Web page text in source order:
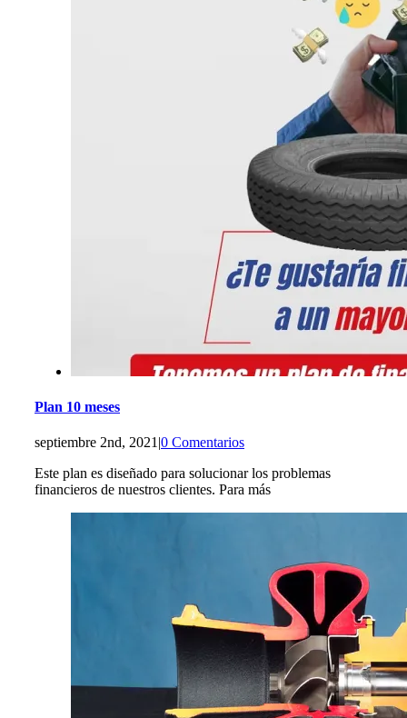
Plan 10 meses
septiembre 2nd, 2021 |0 Comentarios
Este plan es diseñado para solucionar los problemas
financieros de nuestros clientes. Para más